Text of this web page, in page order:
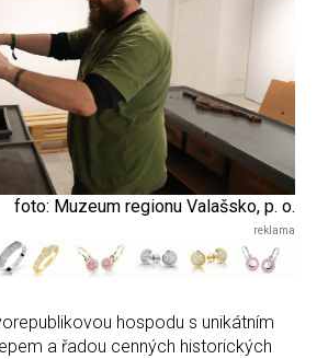
foto: Muzeum regionu Valašsko, p. o.
hospodu s unikátním
a řadou cenných historických